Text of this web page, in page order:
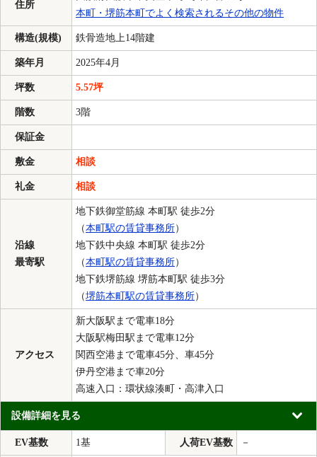
住所
本町・堺筋本町でよく検索されるその他の物件
構造(規模) 鉄骨造地上14階建
築年月 2025年4月
坪数 5.57坪
階数 3階
保証金
敷金 相談
礼金 相談
沿線
最寄駅
地下鉄御堂筋線 本町駅 徒歩2分
（本町駅の賃貸事務所）
地下鉄中央線 本町駅 徒歩2分
（本町駅の賃貸事務所）
地下鉄堺筋線 堺筋本町駅 徒歩3分
（堺筋本町駅の賃貸事務所）
アクセス
新大阪駅まで電車18分
大阪駅梅田駅まで電車12分
関西空港まで電車45分、車45分
伊丹空港まで車20分
高速入口：環状線湊町・高津入口
設備詳細を見る
EV基数 1基 人荷EV基数 －